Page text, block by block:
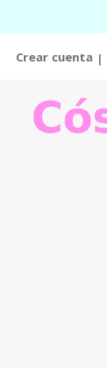
Crear cuenta |